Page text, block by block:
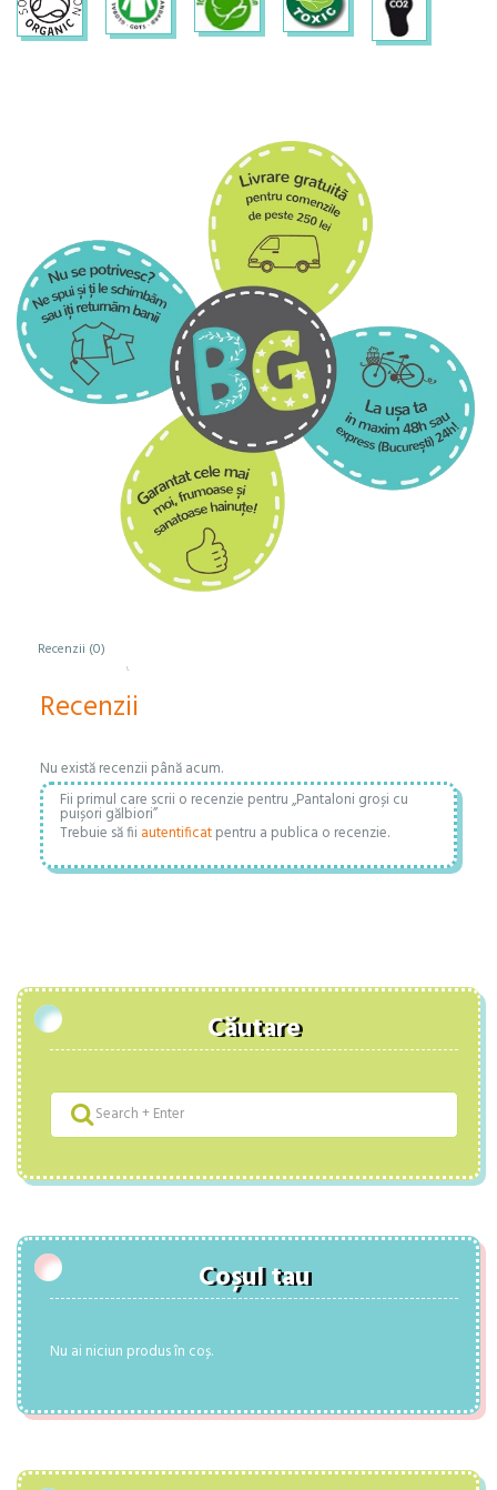
Recenzii (0)
Recenzii
Nu există recenzii până acum.
Fii primul care scrii o recenzie pentru „Pantaloni groși cu
puișori gălbiori”
Trebuie să fii autentificatpentru a publica o recenzie.
Căutare
Coșul tau
Nu ai niciun produs în coș.